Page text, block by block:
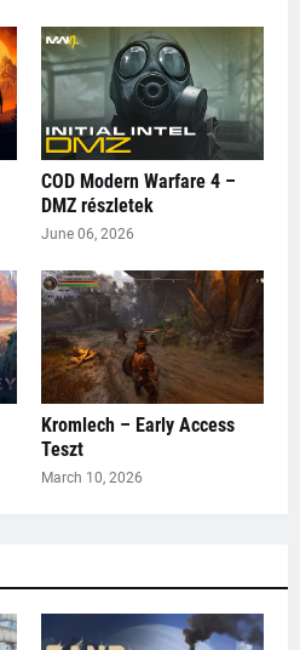
COD Modern Warfare 4 –
DMZ részletek
June 06, 2026
Kromlech – Early Access
Teszt
March 10, 2026